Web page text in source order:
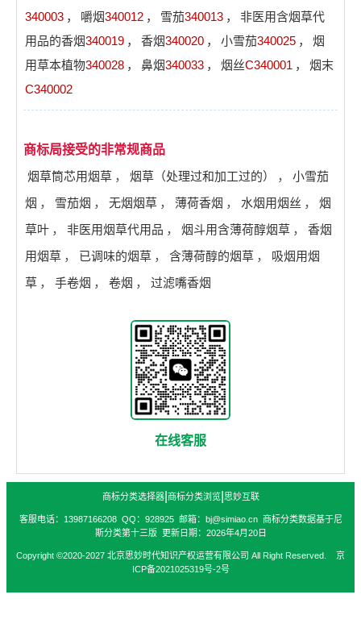
340003 ， 嚼烟340012 ， 雪茄340013 ，
非医用含烟草代
用品的香烟340019 ， 香烟340020 ， 小雪茄340025 ，
烟
用草本植物340028 ， 鼻烟340033 ， 烟丝C340001 ，
烟末
C340002
商标局接受的非常规商品
烟草筒芯用烟草 ， 烟草（处理过和加工过的） ，
小雪茄
烟 ， 雪茄烟 ， 无烟烟草 ， 薄荷香烟 ， 水烟用烟丝 ，
烟
草叶 ， 非医用烟草代用品 ， 烟斗用含薄荷醇烟草 ，
香烟
用烟草 ， 已调味的烟草 ， 含薄荷醇的烟草 ，
吸烟用烟
草 ， 手卷烟 ， 卷烟 ， 过滤嘴香烟
在线客服
商标分类选择器| 商标分类浏览| 思妙互联
客服电话：13987166208 QQ：928925 邮箱：bj@simiao.cn 商标分类数据基于尼
斯分类第十三版 更新日期：2026年4月20日
Copyright ©2020-2027 北京思妙时代知识产权运营有限公司 All Right Reserved. 京
ICP备2021025319号-2号